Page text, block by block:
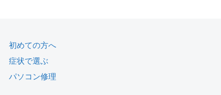
初めての方へ
症状で選ぶ
パソコン修理